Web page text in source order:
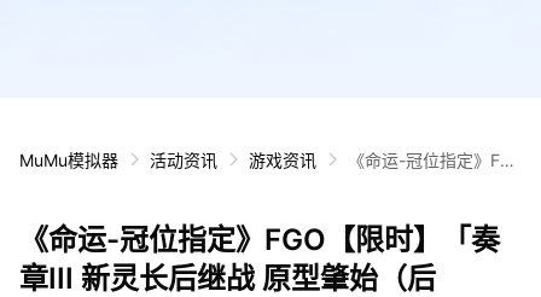
MuMu模拟器 活动资讯 游戏资讯
《命运-冠位指定》FG
（后篇）」开幕！
《命运-冠位指定》FGO【限时】「奏
章III 新灵长后继战 原型肇始（后